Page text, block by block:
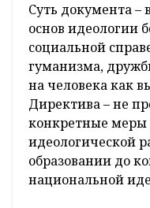
Суть документа –
основ идеологии
социальной
гуманизма,
на человека как
Директива – не
конкретные меры
идеологической
образовании до
национальной